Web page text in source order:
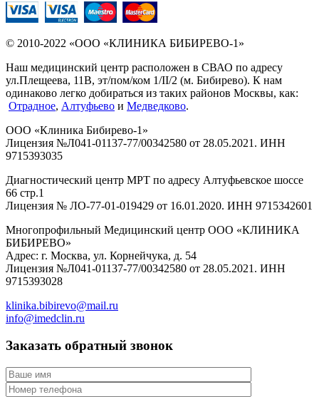
© 2010-2022 «ООО «КЛИНИКА БИБИРЕВО-1»
Наш медицинский центр расположен в СВАО по адресу
ул.Плещеева, 11В, эт/пом/ком 1/II/2 (м. Бибирево). К нам
одинаково легко добираться из таких районов Москвы, как:
Отрадное, Алтуфьево и Медведково.
ООО «Клиника Бибирево-1»
Лицензия №Л041-01137-77/00342580 от 28.05.2021. ИНН
9715393035
Диагностический центр МРТ по адресу Алтуфьевское шоссе
66 стр.1
Лицензия № ЛО-77-01-019429 от 16.01.2020. ИНН 9715342601
Многопрофильный Медицинский центр ООО «КЛИНИКА
БИБИРЕВО»
Адрес: г. Москва, ул. Корнейчука, д. 54
Лицензия №Л041-01137-77/00342580 от 28.05.2021. ИНН
9715393028
klinika.bibirevo@mail.ru
info@imedclin.ru
Заказать обратный звонок